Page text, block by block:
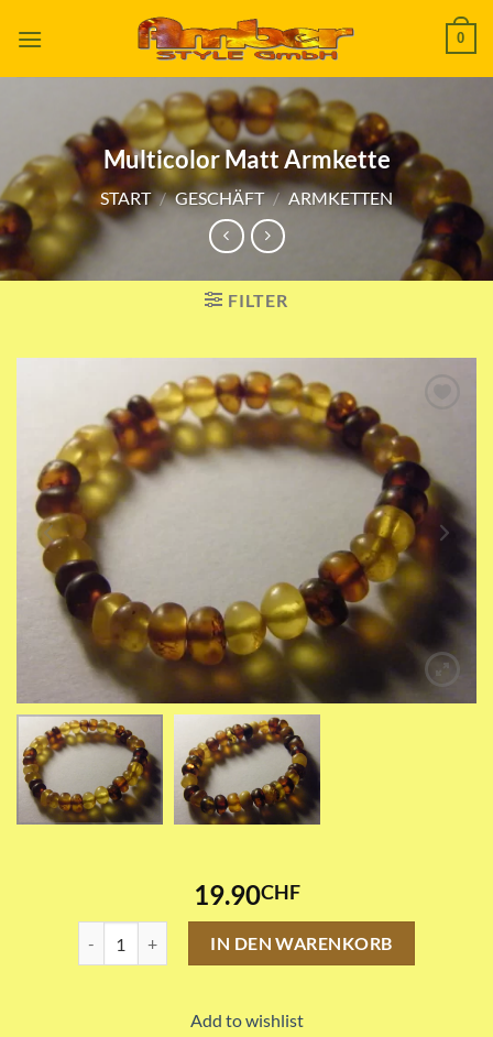
Inhalt
0
Multicolor Matt Armkette
START / GESCHÄFT / ARMKETTEN
FILTER
19.90CHF
IN DEN WARENKORB
Add to wishlist